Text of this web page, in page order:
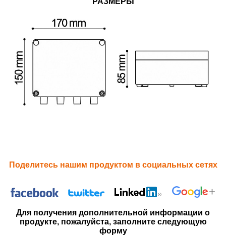
Поделитесь нашим продуктом в социальных сетях
Для получения дополнительной информации о
продукте, пожалуйста, заполните следующую
форму